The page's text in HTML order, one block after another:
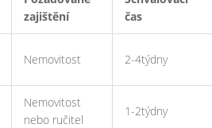
zajištění
čas
Nemovitost 2-4týdny
Nemovitost
nebo ručitel
1-2týdny